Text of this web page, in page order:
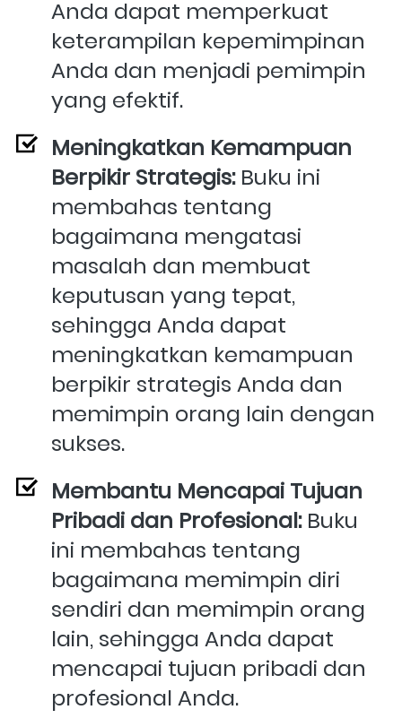
Anda dapat memperkuat
keterampilan kepemimpinan
Anda dan menjadi pemimpin
yang efektif.
Meningkatkan Kemampuan
Berpikir Strategis: Buku ini
membahas tentang
bagaimana mengatasi
masalah dan membuat
keputusan yang tepat,
sehingga Anda dapat
meningkatkan kemampuan
berpikir strategis Anda dan
memimpin orang lain dengan
sukses.
Membantu Mencapai Tujuan
Pribadi dan Profesional: Buku
ini membahas tentang
bagaimana memimpin diri
sendiri dan memimpin orang
lain, sehingga Anda dapat
mencapai tujuan pribadi dan
profesional Anda.